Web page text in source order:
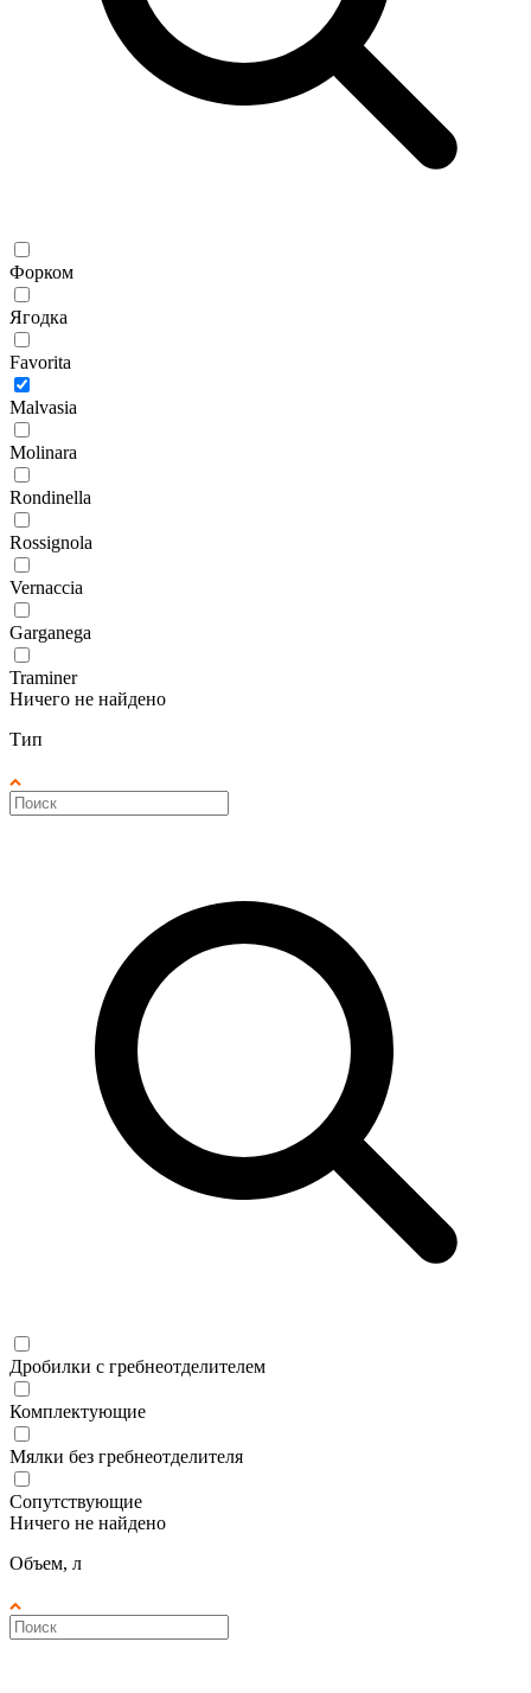
Форком
Ягодка
Favorita
Malvasia
Molinara
Rondinella
Rossignola
Vernaccia
Garganega
Traminer
Ничего не найдено
Тип
Дробилки с гребнеотделителем
Комплектующие
Мялки без гребнеотделителя
Сопутствующие
Ничего не найдено
Объем, л